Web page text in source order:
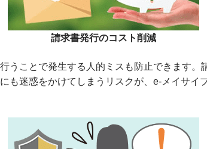
請求書発行のコスト削減
うことで発生する人的ミスも防止できます。
も迷惑をかけてしまうリスクが、e-メイサイ